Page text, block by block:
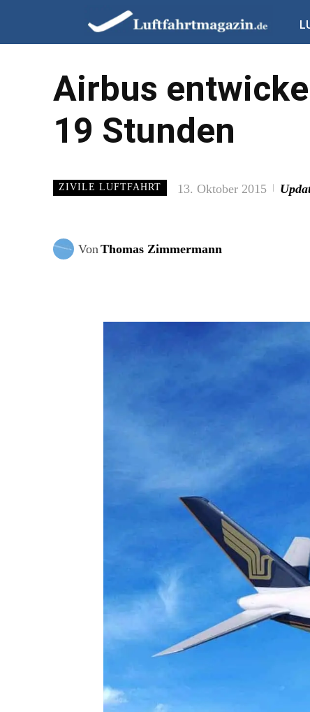
Airbus
19 Stunden
ZIVILE LUFTFAHRT 13. Oktober 2015
VonThomas Zimmermann